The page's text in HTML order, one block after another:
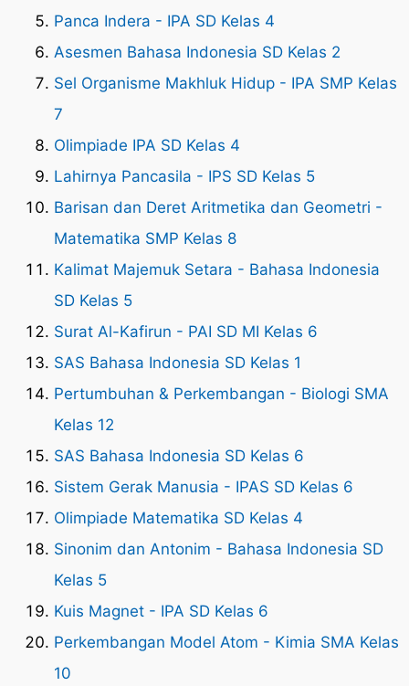
Panca Indera - IPA SD Kelas 4
Asesmen Bahasa Indonesia SD Kelas 2
Sel Organisme Makhluk Hidup - IPA SMP Kelas
7
Olimpiade IPA SD Kelas 4
Lahirnya Pancasila - IPS SD Kelas 5
Barisan dan Deret Aritmetika dan Geometri -
Matematika SMP Kelas 8
Kalimat Majemuk Setara - Bahasa Indonesia
SD Kelas 5
Surat Al-Kafirun - PAI SD MI Kelas 6
SAS Bahasa Indonesia SD Kelas 1
Pertumbuhan & Perkembangan - Biologi SMA
Kelas 12
SAS Bahasa Indonesia SD Kelas 6
Sistem Gerak Manusia - IPAS SD Kelas 6
Olimpiade Matematika SD Kelas 4
Sinonim dan Antonim - Bahasa Indonesia SD
Kelas 5
Kuis Magnet - IPA SD Kelas 6
Perkembangan Model Atom - Kimia SMA Kelas
10